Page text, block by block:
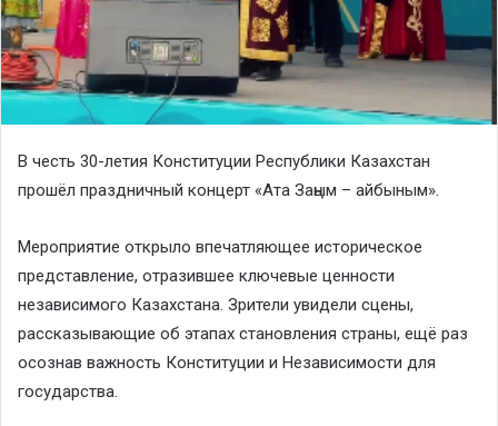
В честь 30-летия Конституции Республики Казахстан
прошёл праздничный концерт «Ата Заңым – айбыным».
Мероприятие открыло впечатляющее историческое
представление, отразившее ключевые ценности
независимого Казахстана. Зрители увидели сцены,
рассказывающие об этапах становления страны, ещё раз
осознав важность Конституции и Независимости для
государства.